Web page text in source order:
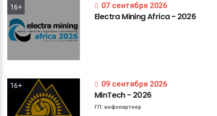
16+ 07 сентября 2026
ElectraMiningAfrica- 2026
16+ 09 сентября 2026
MinTech- 2026
ГП: инфопартнер